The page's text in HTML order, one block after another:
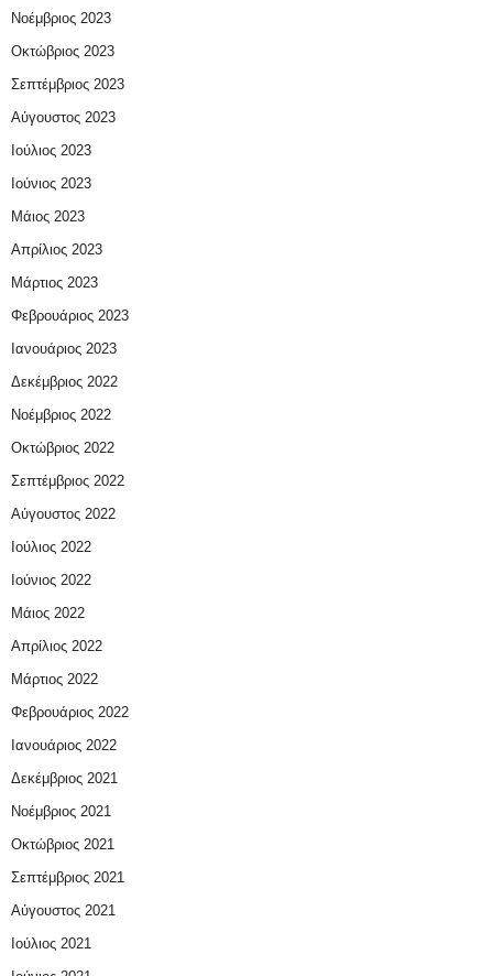
Νοέμβριος 2023
Οκτώβριος 2023
Σεπτέμβριος 2023
Αύγουστος 2023
Ιούλιος 2023
Ιούνιος 2023
Μάιος 2023
Απρίλιος 2023
Μάρτιος 2023
Φεβρουάριος 2023
Ιανουάριος 2023
Δεκέμβριος 2022
Νοέμβριος 2022
Οκτώβριος 2022
Σεπτέμβριος 2022
Αύγουστος 2022
Ιούλιος 2022
Ιούνιος 2022
Μάιος 2022
Απρίλιος 2022
Μάρτιος 2022
Φεβρουάριος 2022
Ιανουάριος 2022
Δεκέμβριος 2021
Νοέμβριος 2021
Οκτώβριος 2021
Σεπτέμβριος 2021
Αύγουστος 2021
Ιούλιος 2021